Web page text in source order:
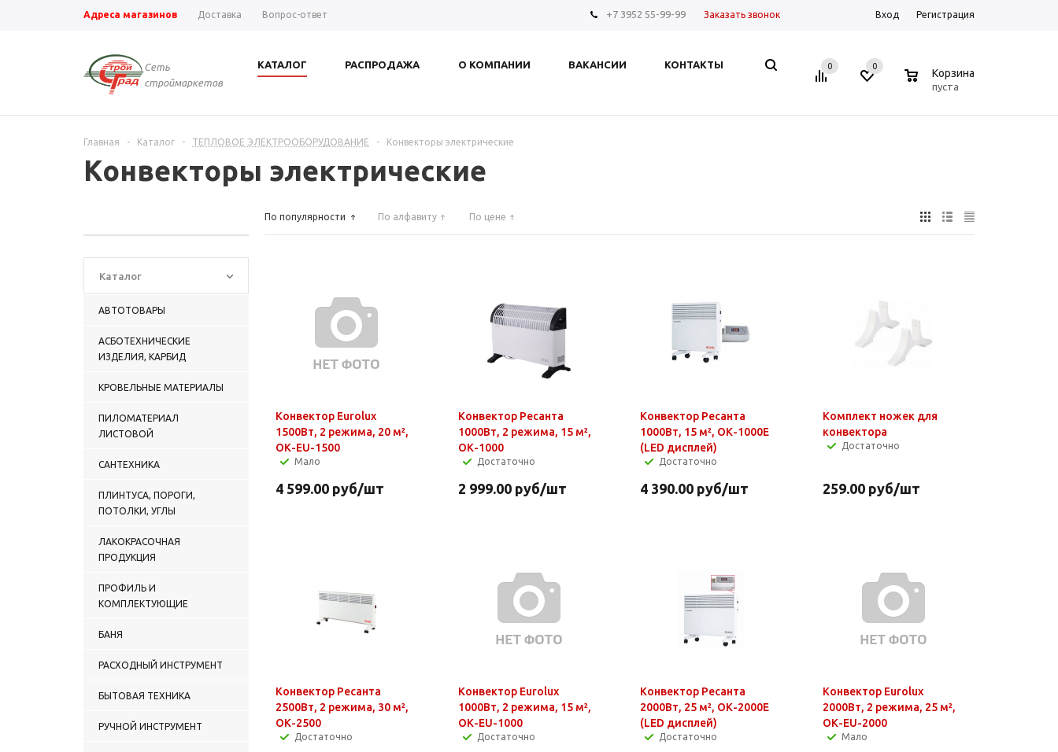
Адреса магазинов Доставка Вопрос-ответ +7 3952 55-99-99 Заказать звонок Вход Регистрация
Сеть
строймаркетов
КАТАЛОГ РАСПРОДАЖА О КОМПАНИИ ВАКАНСИИ КОНТАКТЫ 0 0
Корзина
пуста
Главная - Каталог - ТЕПЛОВОЕ ЭЛЕКТРООБОРУДОВАНИЕ - Конвекторы электрические
Конвекторы электрические
Каталог
АВТОТОВАРЫ
АСБОТЕХНИЧЕСКИЕ
ИЗДЕЛИЯ, КАРБИД
КРОВЕЛЬНЫЕ МАТЕРИАЛЫ
ПИЛОМАТЕРИАЛ
ЛИСТОВОЙ
САНТЕХНИКА
ПЛИНТУСА, ПОРОГИ,
ПОТОЛКИ, УГЛЫ
ЛАКОКРАСОЧНАЯ
ПРОДУКЦИЯ
ПРОФИЛЬ И
КОМПЛЕКТУЮЩИЕ
БАНЯ
РАСХОДНЫЙ ИНСТРУМЕНТ
БЫТОВАЯ ТЕХНИКА
РУЧНОЙ ИНСТРУМЕНТ
По популярности По алфавиту По цене
Конвектор Eurolux
1500Вт, 2 режима, 20 м²,
ОК-EU-1500
Мало
4 599.00 руб/шт
Конвектор Ресанта
1000Вт, 2 режима, 15 м²,
ОК-1000
Достаточно
2 999.00руб/шт
Конвектор Ресанта
1000Вт, 15 м², ОК-1000Е
(LED дисплей)
Достаточно
4 390.00 руб/шт
Комплект ножек для
конвектора
Достаточно
259.00руб/шт
Конвектор Ресанта
2500Вт, 2 режима, 30 м²,
ОК-2500
Достаточно
Конвектор Eurolux
1000Вт, 2 режима, 15 м²,
ОК-EU-1000
Достаточно
Конвектор Ресанта
2000Вт, 25 м², ОК-2000Е
(LED дисплей)
Достаточно
Конвектор Eurolux
2000Вт, 2 режима, 25 м²,
ОК-EU-2000
Мало